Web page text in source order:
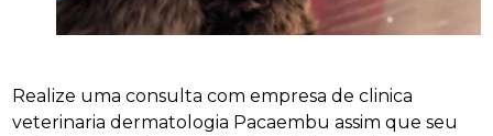
Realize uma consulta com empresa de clinica
veterinaria dermatologia Pacaembu assim que seu